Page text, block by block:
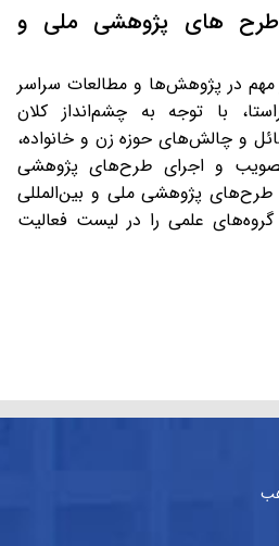
طرح های پژوهشی ملی و
مهم در پژوهش‌ها و مطالعات سراسر
با توجه به چشم‌انداز کلان
و چالش‌های حوزه زن و خانواده،‌
و اجرای طرح‌های پژوهشی
پژوهشی ملی و بین‌المللی
علمی را در لیست فعالیت